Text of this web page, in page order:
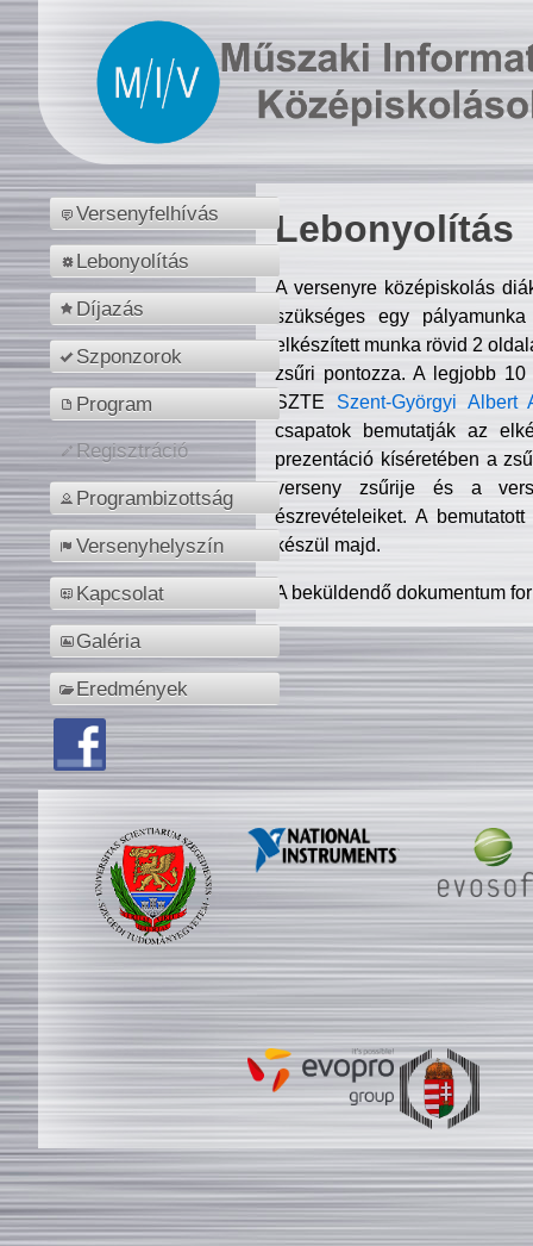
Versenyfelhívás
Lebonyolítás
Díjazás
Szponzorok
Program
Regisztráció
Programbizottság
Versenyhelyszín
Kapcsolat
Galéria
Eredmények
Lebonyolítás
A versenyre középiskolás
szükséges egy
elkészített munka rövid 2
zsűri pontozza. A legjobb
SZTE Szent-Györgyi Albert
csapatok bemutatják az
prezentáció kíséretében a
verseny zsűrije és a
észrevételeiket. A
készül majd.
A beküldendő dokumentum